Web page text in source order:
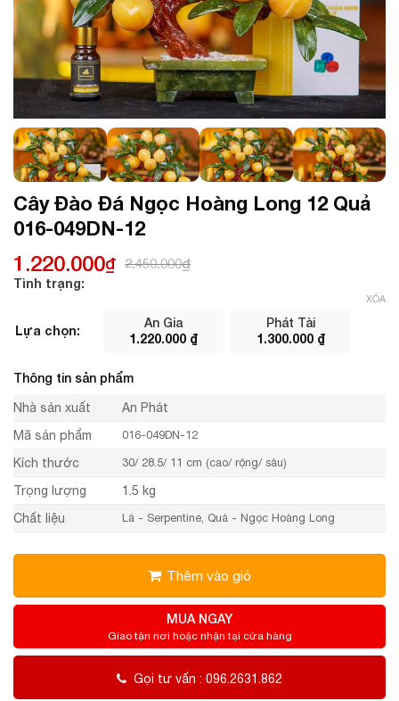
Cây Đào Đá Ngọc Hoàng Long 12 Quả
016-049DN-12
2.450.000₫
1.220.000₫
Tình trạng:
Lựa chọn:
An Gia
1.220.000 ₫
Phát Tài
1.300.000 ₫
XÓA
Thông tin sản phẩm
Nhà sản xuất
An Phát
Mã sản phẩm
016-049DN-12
Kích thước 30/ 28.5/ 11 cm (cao/ rộng/ sâu)
Trọng lượng
1.5 kg
Chất liệu
Lá - Serpentine, Quả - Ngọc Hoàng Long
Thêm vào giỏ
MUA NGAY
Giao tận nơi hoặc nhận tại cửa hàng
Gọi tư vấn : 096.2631.862